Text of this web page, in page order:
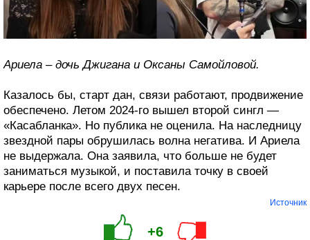
Ариела – дочь Джигана и Оксаны Самойловой.
Казалось бы, старт дан, связи работают, продвижение
обеспечено. Летом 2024-го вышел второй сингл —
«Касабланка». Но публика не оценила. На наследницу
звездной пары обрушилась волна негатива. И Ариела
не выдержала. Она заявила, что больше не будет
заниматься музыкой, и поставила точку в своей
карьере после всего двух песен.
Источник
+6